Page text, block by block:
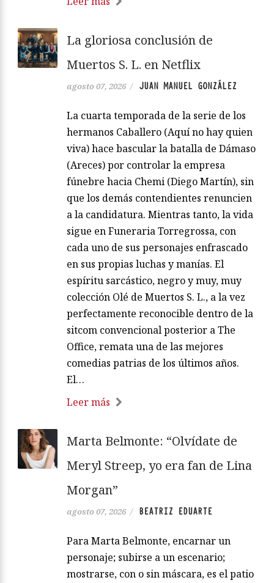
La gloriosa conclusión de
Muertos S. L. en Netflix
agosto 07, 2026 / JUAN MANUEL GONZÁLEZ
La cuarta temporada de la serie de los
hermanos Caballero (Aquí no hay quien
viva) hace bascular la batalla de Dámaso
(Areces) por controlar la empresa
fúnebre hacia Chemi (Diego Martín), sin
que los demás contendientes renuncien
a la candidatura. Mientras tanto, la vida
sigue en Funeraria Torregrossa, con
cada uno de sus personajes enfrascado
en sus propias luchas y manías. El
espíritu sarcástico, negro y muy, muy
colección Olé de Muertos S. L., a la vez
perfectamente reconocible dentro de la
sitcom convencional posterior a The
Office, remata una de las mejores
comedias patrias de los últimos años.
El…
Leer más
Marta Belmonte: “Olvídate de
Meryl Streep, yo era fan de Lina
Morgan”
agosto 07, 2026 / BEATRIZ EDUARTE
Para Marta Belmonte, encarnar un
personaje; subirse a un escenario;
mostrarse, con o sin máscara, es el patio